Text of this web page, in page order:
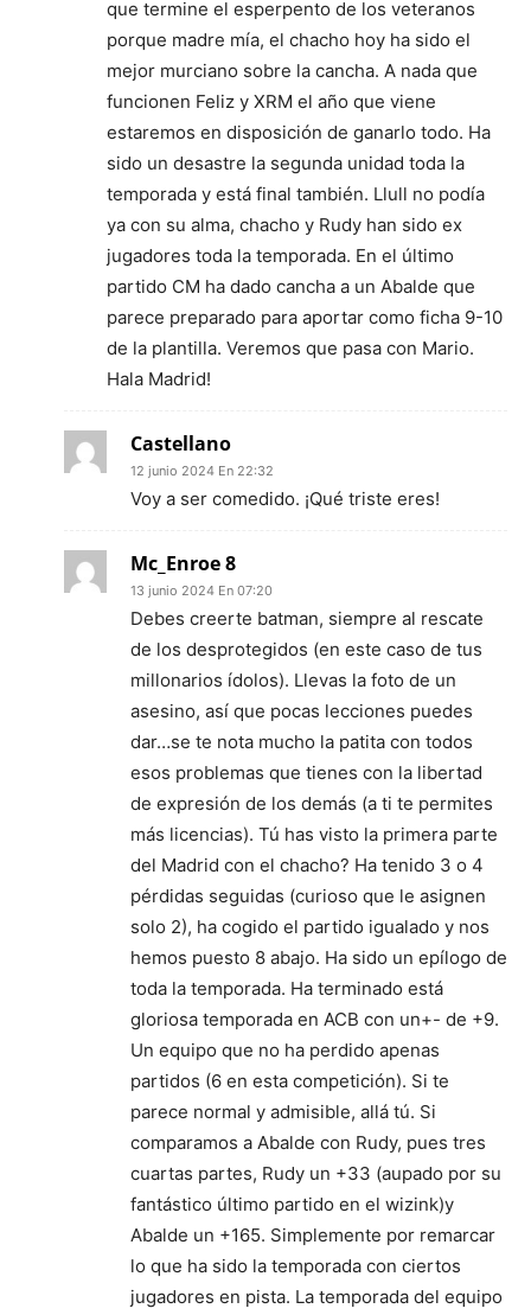
que termine el esperpento de los veteranos
porque madre mía, el chacho hoy ha sido el
mejor murciano sobre la cancha. A nada que
funcionen Feliz y XRM el año que viene
estaremos en disposición de ganarlo todo. Ha
sido un desastre la segunda unidad toda la
temporada y está final también. Llull no podía
ya con su alma, chacho y Rudy han sido ex
jugadores toda la temporada. En el último
partido CM ha dado cancha a un Abalde que
parece preparado para aportar como ficha 9-10
de la plantilla. Veremos que pasa con Mario.
Hala Madrid!
Castellano
12 junio 2024 En 22:32
Voy a ser comedido. ¡Qué triste eres!
Mc_Enroe 8
13 junio 2024 En 07:20
Debes creerte batman, siempre al rescate
de los desprotegidos (en este caso de tus
millonarios ídolos). Llevas la foto de un
asesino, así que pocas lecciones puedes
dar…se te nota mucho la patita con todos
esos problemas que tienes con la libertad
de expresión de los demás (a ti te permites
más licencias). Tú has visto la primera parte
del Madrid con el chacho? Ha tenido 3 o 4
pérdidas seguidas (curioso que le asignen
solo 2), ha cogido el partido igualado y nos
hemos puesto 8 abajo. Ha sido un epílogo de
toda la temporada. Ha terminado está
gloriosa temporada en ACB con un+- de +9.
Un equipo que no ha perdido apenas
partidos (6 en esta competición). Si te
parece normal y admisible, allá tú. Si
comparamos a Abalde con Rudy, pues tres
cuartas partes, Rudy un +33 (aupado por su
fantástico último partido en el wizink)y
Abalde un +165. Simplemente por remarcar
lo que ha sido la temporada con ciertos
jugadores en pista. La temporada del equipo